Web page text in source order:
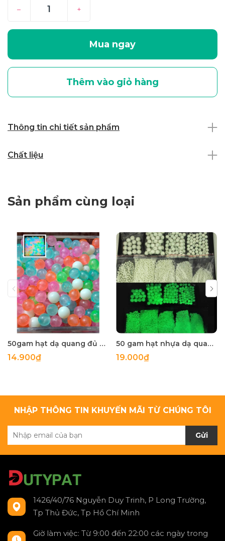
– +
Mua ngay
Thêm vào giỏ hàng
Thông tin chi tiết sản phẩm
Chất liệu
Sản phẩm cùng loại
50gam hạt dạ quang đủ màu 6mm, 8mm, 10mm, 12mm, hạt nhựa tròn
14.900₫
50 gam hạt nhựa dạ quang tròn đủ size 4mm, 5mm, 6mm, 8mm, 10mm, 12mm, 14mm, 16mm ,18mm , 10mm, 22mm, 25mm
19.000₫
NHẬP THÔNG TIN KHUYẾN MÃI TỪ CHÚNG TÔI
Gửi
1426/40/76 Nguyễn Duy Trinh, P Long Trường,
Tp Thủ Đức, Tp Hồ Chí Minh
Giờ làm việc: Từ 9:00 đến 22:00 các ngày trong